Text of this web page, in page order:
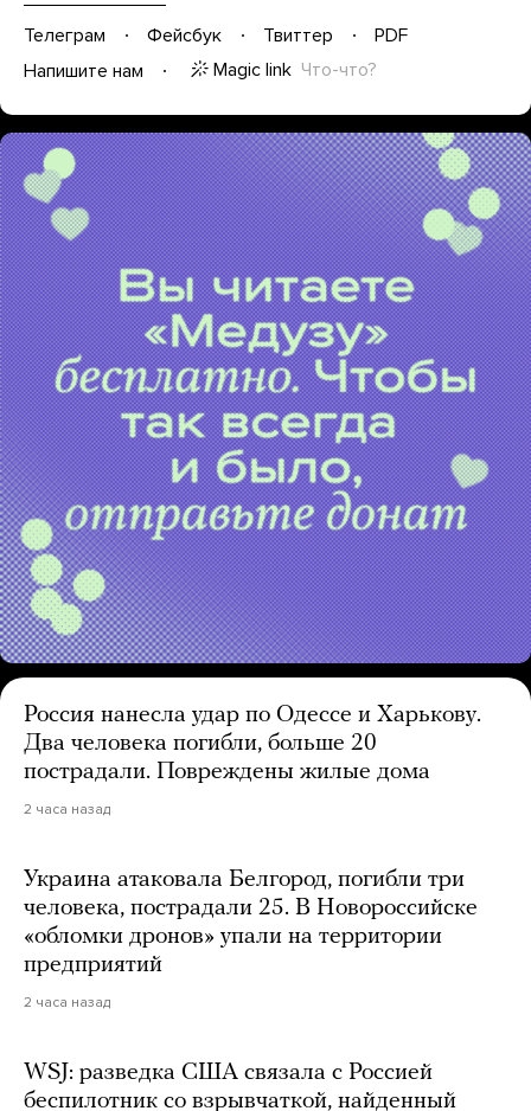
Телеграм Фейсбук Твиттер
PDF
Напишите нам
Magic link Что-что?
Россия нанесла удар по Одессе и Харькову.
Два человека погибли, больше 20
пострадали. Повреждены жилые дома
2 часа назад
Украина атаковала Белгород, погибли три
человека, пострадали 25. В Новороссийске
«обломки дронов» упали на территории
предприятий
2 часа назад
WSJ: разведка США связала с Россией
беспилотник со взрывчаткой, найденный